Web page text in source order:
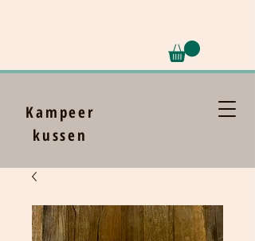
Kampeer
kussen